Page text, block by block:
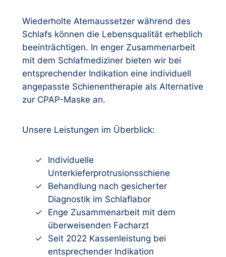
Wiederholte Atemaussetzer während des
Schlafs können die Lebensqualität erheblich
beeinträchtigen. In enger Zusammenarbeit
mit dem Schlafmediziner bieten wir bei
entsprechender Indikation eine individuell
angepasste Schienentherapie als Alternative
zur CPAP-Maske an.
Unsere Leistungen im Überblick:
Individuelle
Unterkieferprotrusionsschiene
Behandlung nach gesicherter
Diagnostik im Schlaflabor
Enge Zusammenarbeit mit dem
überweisenden Facharzt
Seit 2022 Kassenleistung bei
entsprechender Indikation